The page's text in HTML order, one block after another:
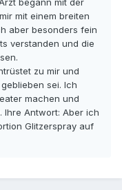
begann mit der
mit einem breiten
aber besonders fein
verstanden und die
zu mir und
sei. Ich
machen und
Antwort: Aber ich
Glitzerspray auf